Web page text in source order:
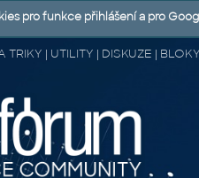
TRIKY | UTILITY | DISKUZE |
pro funkce přihlášení a pro